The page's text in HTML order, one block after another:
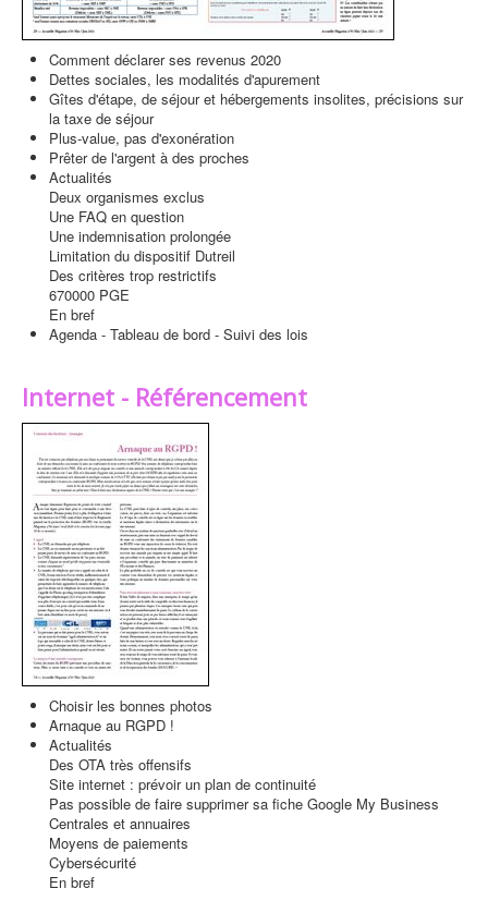
Comment déclarer ses revenus 2020
Dettes sociales, les modalités d'apurement
Gîtes d'étape, de séjour et hébergements insolites, précisions sur
la taxe de séjour
Plus-value, pas d'exonération
Prêter de l'argent à des proches
Actualités
Deux organismes exclus
Une FAQ en question
Une indemnisation prolongée
Limitation du dispositif Dutreil
Des critères trop restrictifs
670000 PGE
En bref
Agenda - Tableau de bord - Suivi des lois
Internet - Référencement
Choisir les bonnes photos
Arnaque au RGPD !
Actualités
Des OTA très offensifs
Site internet : prévoir un plan de continuité
Pas possible de faire supprimer sa fiche Google My Business
Centrales et annuaires
Moyens de paiements
Cybersécurité
En bref